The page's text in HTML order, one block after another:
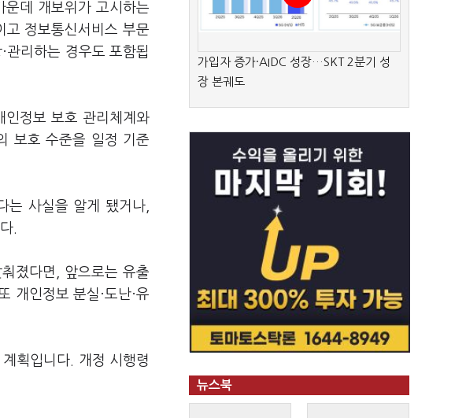
데 개보위가 고시하는
고 정보통신서비스 부문
리하는 경우도 포함됩
정보 보호 관리체계와
보호 수준을 일정 기준
는 사실을 알게 됐거나,
.
졌다면, 앞으로는 유출
개인정보 분실·도난·유
획입니다. 개정 시행령
가입자 증가·AIDC 성장…SKT 2분기 성
장 본궤도
뉴스북